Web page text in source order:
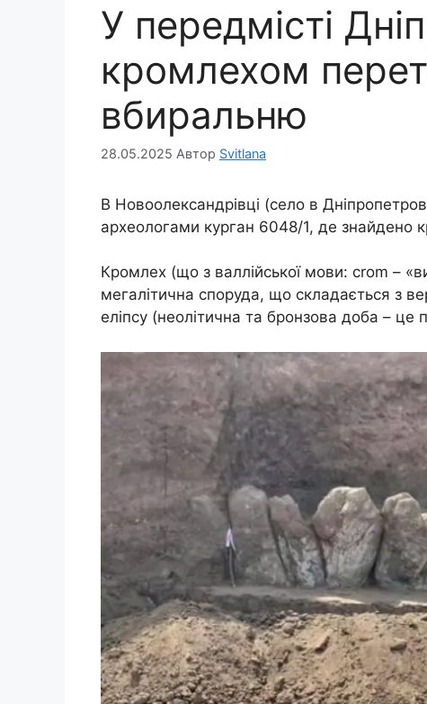
У передмісті
кромлехом
вбиральню
28.05.2025 Автор Svitlana
В Новоолександрівці (село в
археологами курган 6048/1, де знайдено
Кромлех (що з валлійської мови: crom –
мегалітична споруда, що складається з
еліпсу (неолітична та бронзова доба –